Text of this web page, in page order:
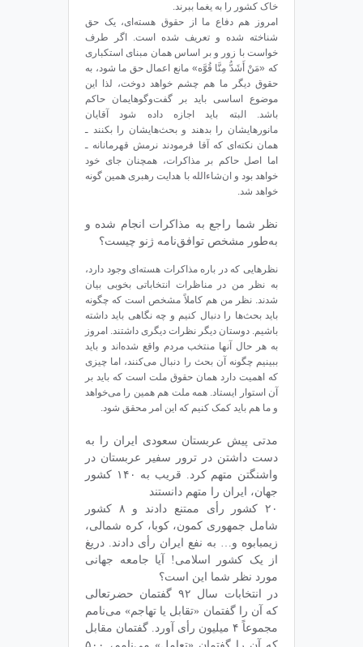
خاک کشور را به یغما ببرند.
امروز هم دفاع ما از حقوق هسته‌ای، یک حق
شناخته ‌شده و تعریف ‌شده است. اگر طرف
خواست با زور و بر اساس همان مبنای استکباری
که «مَنْ أَشَدُّ مِنَّا قُوَّه» مانع اعمال حق ما شود، به
حقوق دیگر ما هم چشم خواهد دوخت، لذا این
موضوع اساسی باید بر گفت‌وگوهایمان حاکم
باشد. البته باید اجازه داده شود آقایان
مانورهایشان را بدهند و بحث‌هایشان را بکنند ـ
همان نکته‌ای که آقا فرمودند نرمش قهرمانانه ـ
اما اصل حاکم بر مذاکرات، همچنان جای خود
خواهد بود و ان‌شاءالله با هدایت رهبری همین گونه
خواهد شد.
نظر شما راجع به مذاکرات انجام شده و
به‌طور مشخص توافق‌نامه ژنو چیست؟
نظرهایی که در باره مذاکرات هسته‌ای وجود دارد،
به نظر من در مناظرات انتخاباتی بخوبی بیان
شدند. نظر من هم کاملاً مشخص است که چگونه
باید بحث‌ها را دنبال کنیم و چه نگاهی باید داشته
باشیم. دوستان دیگر نظرات دیگری داشتند. امروز
به هر حال آنها منتخب مردم واقع شده‌اند و باید
ببینیم چگونه آن بحث را دنبال می‌کنند، اما چیزی
که اهمیت دارد همان حقوق ملت است که باید بر
آن استوار ایستاد. همه ملت هم همین را می‌خواهد
و ما هم باید کمک کنیم که این امر محقق شود.
مدتی پیش عربستان سعودی ایران را به
دست داشتن در ترور سفیر عربستان در
واشنگتن متهم کرد. قریب به ۱۴۰ کشور
جهان، ایران را متهم دانستند
۲۰ کشور رأی ممتنع دادند و ۸ کشور
شامل جمهوری کمون، کوبا، کره شمالی،
زیمبابوه و… به نفع ایران رأی دادند. دریغ
از یک کشور اسلامی! آیا جامعه جهانی
مورد نظر شما این است؟
در انتخابات سال ۹۲ گفتمان حضرتعالی
که آن را گفتمان «تقابل یا تهاجم» می‌نامم
مجموعاً ۴ میلیون رأی آورد. گفتمان مقابل